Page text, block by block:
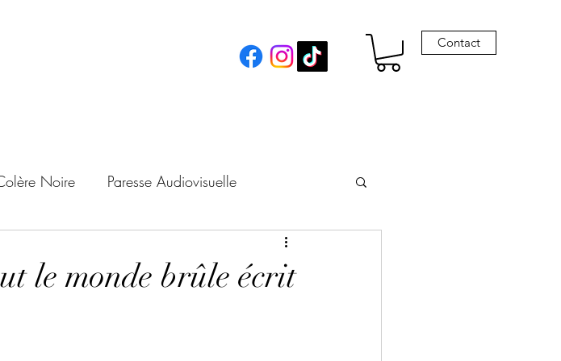
Contact
Noire Paresse Audiovisuelle
le monde brûle écrit